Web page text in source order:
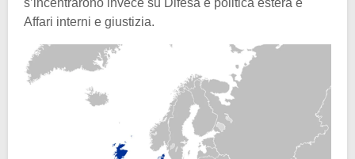
s’incentrarono invece su Difesa e politica estera e
Affari interni e giustizia.